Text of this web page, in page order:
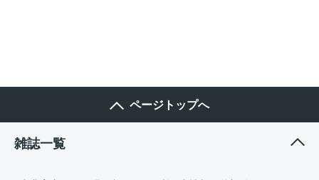
ページトップへ
雑誌一覧